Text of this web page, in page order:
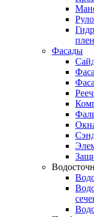
Фасады